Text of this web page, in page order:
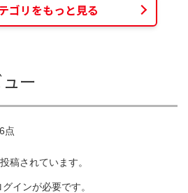
ゴリをもっと見る
ー
点
稿されています。
グインが必要です。